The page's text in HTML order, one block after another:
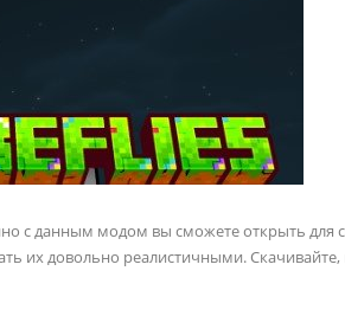
с данным модом вы сможете открыть для
их довольно реалистичными. Скачивайте,